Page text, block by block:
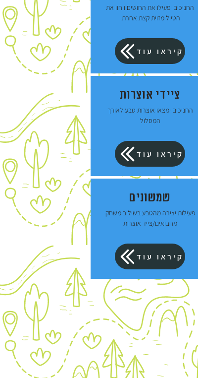
החניכים יפעילו את החושים ויחוו את
הטיול מזוית קצת אחרת.
קיראו עוד
ציידי אוצרות
החניכים ימצאו אוצרות טבע לאורך
המסלול
קיראו עוד
שמשונים
פעילות יצירה מהטבע בשילוב משחק
מחבואים/צייד אוצרות
קיראו עוד